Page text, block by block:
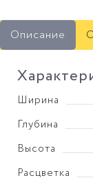
Описание
Ширина
Глубина
Высота
Расцветка